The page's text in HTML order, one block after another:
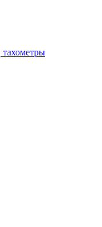
тахометры